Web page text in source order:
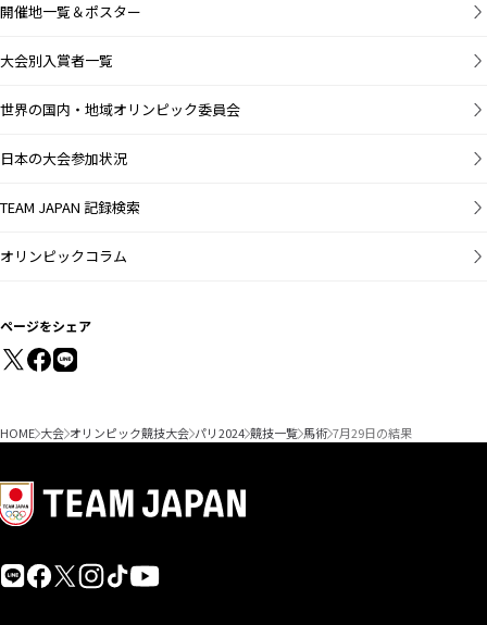
開催地一覧＆ポスター
大会別入賞者一覧
世界の国内・地域オリンピック委員会
日本の大会参加状況
TEAM JAPAN 記録検索
オリンピックコラム
ページをシェア
HOME 大会 オリンピック競技大会 パリ2024 競技一覧 馬術 7月29日の結果